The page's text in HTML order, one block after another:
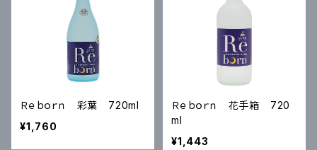
Ｒｅｂｏｒｎ 彩葉 720ml
¥1,760
Ｒｅｂｏｒｎ 花手箱 720
ml
¥1,443